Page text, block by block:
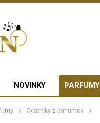
NOVINKY PARFUMY
Odstreky z parfumov